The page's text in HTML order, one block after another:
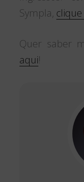
Sympla,
Quer saber
aqui!